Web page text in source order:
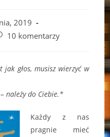
2019
10 komentarzy
jak głos, musisz wierzyć w
należy do Ciebie.*
Każdy z nas
pragnie mieć